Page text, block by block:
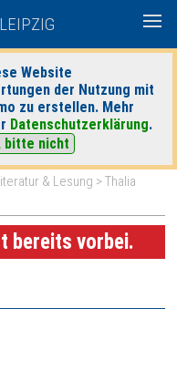
Website
der Nutzung mit
zu erstellen. Mehr
Datenschutzerklärung.
bitte nicht
|morgen| Detaillierte Suche
& Lesung >Thalia
bereits vorbei.